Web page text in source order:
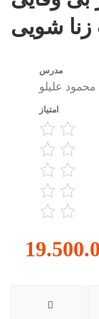
شویی
مدرس
علیلو
امتیاز